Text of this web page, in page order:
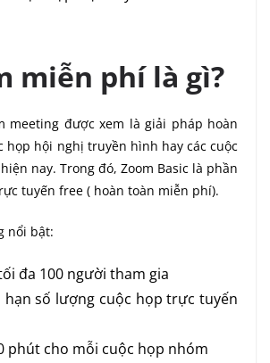
miễn phí là gì?
meeting được xem là giải pháp hoàn
họp hội nghị truyền hình hay các cuộc
nay. Trong đó, Zoom Basic là phần
tuyến free ( hoàn toàn miễn phí).
nổi bật:
đa 100 người tham gia
hạn số lượng cuộc họp trực tuyến
phút cho mỗi cuộc họp nhóm